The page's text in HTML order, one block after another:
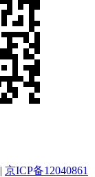
| 京ICP备12040861